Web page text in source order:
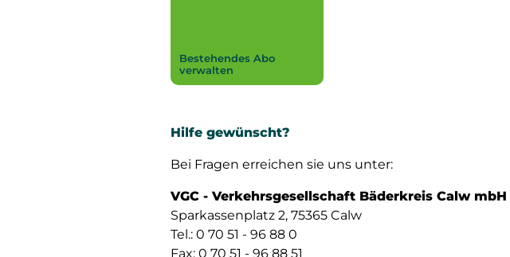
Bestehendes Abo
verwalten
Hilfe gewünscht?
Bei Fragen erreichen sie uns unter:
VGC - Verkehrsgesellschaft Bäderkreis Calw mbH
Sparkassenplatz 2, 75365 Calw
Tel.: 0 70 51 - 96 88 0
Fax: 0 70 51 - 96 88 51